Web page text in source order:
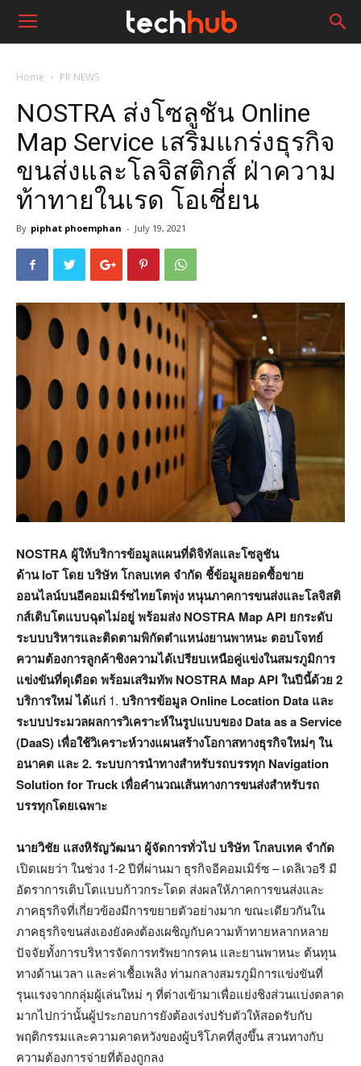
Home PR NEWS
NOSTRA ส่งโซลูชัน Online
Map Service เสริมแกร่งธุรกิจ
ขนส่งและโลจิสติกส์ ฝ่าความ
ท้าทายในเรด โอเชี่ยน
By piphat phoemphan - July 19, 2021
NOSTRA ผู้ให้บริการข้อมูลแผนที่ดิจิทัลและโซลูชัน
ด้าน IoT โดย บริษัท โกลบเทค จำกัด ชี้ข้อมูลยอดซื้อขาย
ออนไลน์บนอีคอมเมิร์ซไทยโตพุ่ง หนุนภาคการขนส่งและโลจิสติ
กส์เติบโตแบบฉุดไม่อยู่ พร้อมส่ง NOSTRA Map API ยกระดับ
ระบบบริหารและติดตามพิกัดตำแหน่งยานพาหนะ ตอบโจทย์
ความต้องการลูกค้าชิงความได้เปรียบเหนือคู่แข่งในสมรภูมิการ
แข่งขันที่ดุเดือด พร้อมเสริมทัพ NOSTRA Map APIในปีนี้ด้วย2
บริการใหม่ ได้แก่ 1. บริการข้อมูลOnline Location Data และ
ระบบประมวลผลการวิเคราะห์ในรูปแบบของ Data as a Service
(DaaS) เพื่อใช้วิเคราะห์วางแผนสร้างโอกาสทางธุรกิจใหม่ๆใน
อนาคต และ2.ระบบการนำทางสำหรับรถบรรทุก Navigation
Solution for Truck เพื่อคำนวณเส้นทางการขนส่งสำหรับรถ
บรรทุกโดยเฉพาะ
นายวิชัย แสงหิรัญวัฒนา ผู้จัดการทั่วไป บริษัท โกลบเทค จำกัด
เปิดเผยว่า ในช่วง 1-2 ปีที่ผ่านมา ธุรกิจอีคอมเมิร์ซ – เดลิเวอรี มี
อัตราการเติบโตแบบก้าวกระโดด ส่งผลให้ภาคการขนส่งและ
ภาคธุรกิจที่เกี่ยวข้องมีการขยายตัวอย่างมาก ขณะเดียวกันใน
ภาคธุรกิจขนส่งเองยังคงต้องเผชิญกับความท้าทายหลากหลาย
ปัจจัยทั้งการบริหารจัดการทรัพยากรคน และยานพาหนะ ต้นทุน
ทางด้านเวลา และค่าเชื้อเพลิง ท่ามกลางสมรภูมิการแข่งขันที่
รุนแรงจากกลุ่มผู้เล่นใหม่ ๆ ที่ต่างเข้ามาเพื่อแย่งชิงส่วนแบ่งตลาด
มากไปกว่านั้นผู้ประกอบการยังต้องเร่งปรับตัวให้สอดรับกับ
พฤติกรรมและความคาดหวังของผู้บริโภคที่สูงขึ้น สวนทางกับ
ความต้องการจ่ายที่ต้องถูกลง